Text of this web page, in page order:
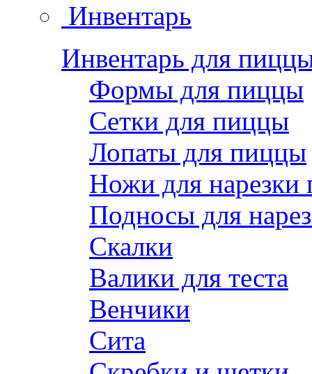
Инвентарь
Инвентарь для
Формы для пиццы
Сетки для пиццы
Лопаты для пиццы
Ножи для нарезки
Подносы для
Скалки
Валики для теста
Венчики
Сита